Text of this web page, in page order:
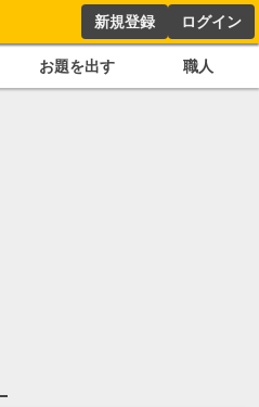
新規登録 ログイン
お題を出す 職人